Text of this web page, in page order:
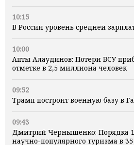
10:15
В России уровень средней
10:00
Апты Алаудинов: Потери ВСУ
отметке в 2,5 миллиона человек
09:52
Трамп построит военную базу в
09:43
Дмитрий Чернышенко: Порядка
научно-популярного туризма в